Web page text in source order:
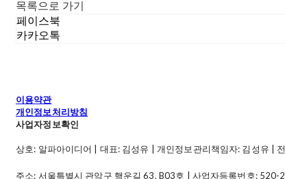
목록으로 가기
페이스북
카카오톡
이용약관
개인정보처리방침
사업자정보확인
상호: 알파아이디어 | 대표: 김성유 | 개인정보관리책임자: 김성유
주소: 서울특별시 관악구 행운길 63, B03호 | 사업자등록번호: 520-